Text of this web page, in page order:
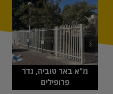
מ"א באר טוביה, גדר
פרופילים